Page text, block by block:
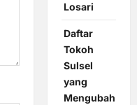
Losari
Daftar
Tokoh
Sulsel
yang
Mengubah